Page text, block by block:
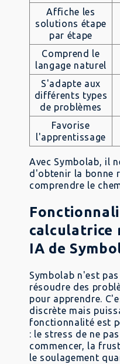
Affiche les
solutions étape
par étape
Comprend le
langage naturel
S'adapte aux
différents types
de problèmes
Favorise
l'apprentissage
Avec Symbolab, il
d'obtenir la bonne
comprendre le
calculatrice
IA de
Symbolab n'est
résoudre des
pour apprendre.
discrète mais
fonctionnalité est
: le stress de ne
commencer, la
le soulagement